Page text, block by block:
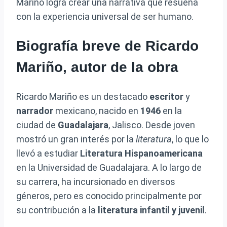
Mariño logra crear una narrativa que resuena
con la experiencia universal de ser humano.
Biografía breve de Ricardo
Mariño, autor de la obra
Ricardo Mariño es un destacado escritory
narrador mexicano, nacido en 1946 en la
ciudad de Guadalajara, Jalisco. Desde joven
mostró un gran interés por la literatura, lo que lo
llevó a estudiar Literatura Hispanoamericana
en la Universidad de Guadalajara. A lo largo de
su carrera, ha incursionado en diversos
géneros, pero es conocido principalmente por
su contribución a la literatura infantil y juvenil .